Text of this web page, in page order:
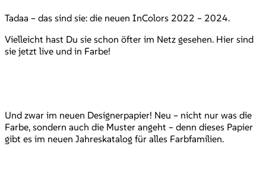
Tadaa – das sind sie: die neuen InColors 2022 – 2024.
Vielleicht hast Du sie schon öfter im Netz gesehen. Hier sind
sie jetzt live und in Farbe!
Und zwar im neuen Designerpapier! Neu – nicht nur was die
Farbe, sondern auch die Muster angeht – denn dieses Papier
gibt es im neuen Jahreskatalog für alles Farbfamilien.